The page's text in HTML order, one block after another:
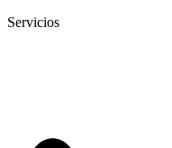
Servicios